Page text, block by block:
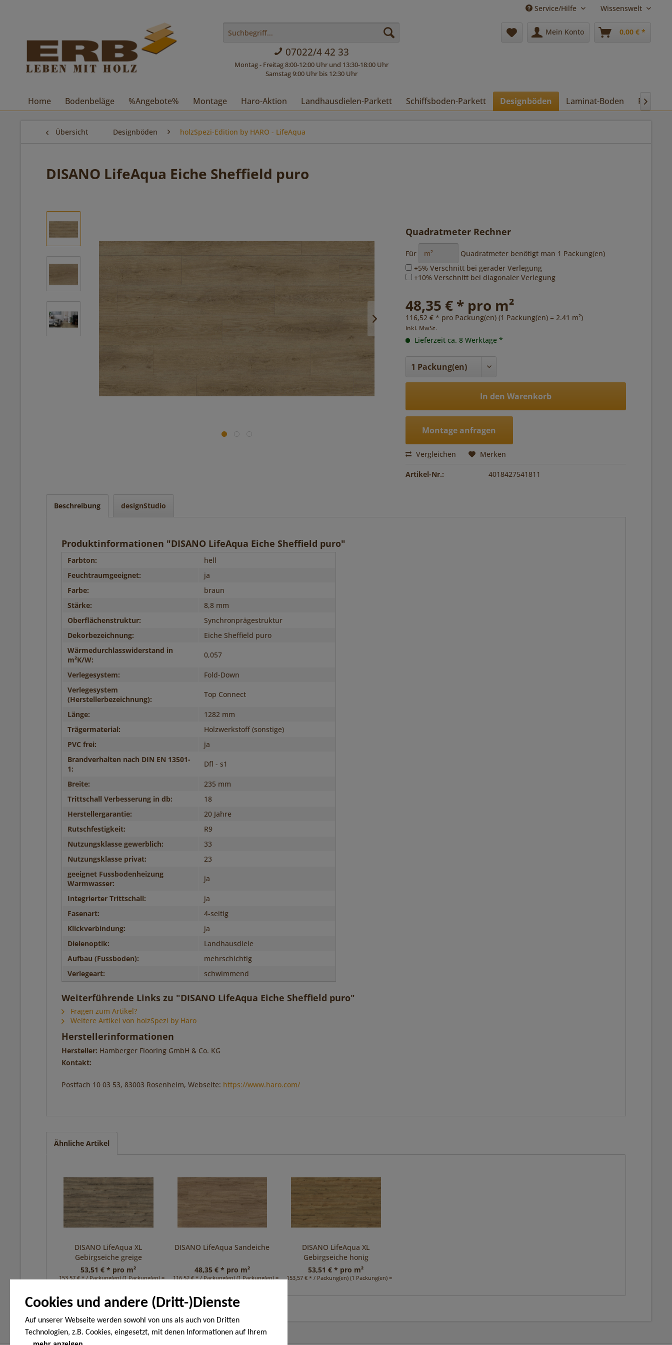
Cookies und andere (Dritt-)Dienste
Auf unserer Webseite werden sowohl von uns als auch von Dritten
Technologien, z.B. Cookies, eingesetzt, mit denen Informationen auf Ihrem
Service/Hilfe Wissenswelt
07022/4 42 33
Montag - Freitag 8:00-12:00 Uhr und 13:30-18:00 Uhr
Samstag 9:00 Uhr bis 12:30 Uhr
Mein Konto 0,00 € *
Home Bodenbeläge %Angebote% Montage Haro-Aktion Landhausdielen-Parkett Schiffsboden-Parkett Designböden Laminat-Boden Pflege

Übersicht Designböden holzSpezi-Edition by HARO - LifeAqua
DISANO LifeAqua Eiche Sheffield puro
Quadratmeter Rechner
Für Quadratmeter benötigt man 1 Packung(en)
+5% Verschnitt bei gerader Verlegung
+10% Verschnitt bei diagonaler Verlegung
48,35 € * pro m²
116,52 € * pro Packung(en) (1 Packung(en) = 2.41 m²)
inkl. MwSt.
Lieferzeit ca. 8 Werktage *
In den Warenkorb
Montage anfragen
Vergleichen Merken
Artikel-Nr.: 4018427541811
Beschreibung designStudio
Produktinformationen "DISANO LifeAqua Eiche Sheffield puro"
Farbton:
hell
Feuchtraumgeeignet:
ja
Farbe:
braun
Stärke:
8,8 mm
Oberflächenstruktur:
Synchronprägestruktur
Dekorbezeichnung:
Eiche Sheffield puro
Wärmedurchlasswiderstand in
m²K/W:
0,057
Verlegesystem:
Fold-Down
Verlegesystem
(Herstellerbezeichnung):
Top Connect
Länge:
1282 mm
Trägermaterial:
Holzwerkstoff (sonstige)
PVC frei:
ja
Brandverhalten nach DIN EN 13501-
1:
Dfl - s1
Breite:
235 mm
Trittschall Verbesserung in db:
18
Herstellergarantie:
20 Jahre
Rutschfestigkeit:
R9
Nutzungsklasse gewerblich:
33
Nutzungsklasse privat:
23
geeignet Fussbodenheizung
Warmwasser:
ja
Integrierter Trittschall:
ja
Fasenart:
4-seitig
Klickverbindung:
ja
Dielenoptik:
Landhausdiele
Aufbau (Fussboden):
mehrschichtig
Verlegeart:
schwimmend
Weiterführende Links zu "DISANO LifeAqua Eiche Sheffield puro"
Fragen zum Artikel?
Weitere Artikel von holzSpezi by Haro
Herstellerinformationen
Hersteller: Hamberger Flooring GmbH & Co. KG
Kontakt:
Postfach 10 03 53, 83003 Rosenheim, Webseite: https://www.haro.com/
Ähnliche Artikel
DISANO LifeAqua XL
Gebirgseiche greige
53,51 € * pro m²
153,57 € * / Packung(en) (1 Packung(en) = 2,87 m²)
DISANO LifeAqua Sandeiche
48,35 € * pro m²
116,52 € * / Packung(en) (1 Packung(en) = 2,41 m²)
DISANO LifeAqua XL
Gebirgseiche honig
53,51 € * pro m²
153,57 € * / Packung(en) (1 Packung(en) = 2,87 m²)